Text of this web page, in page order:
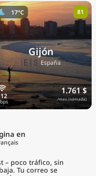
Gijón
🇪🇸España
1.761 $
/mes (nómada)
17°C 81
en
– poco tráfico, sin
Tu correo se